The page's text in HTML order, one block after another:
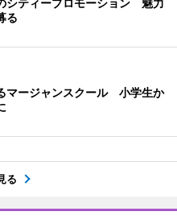
る
マージャンスクール 小学生か
る